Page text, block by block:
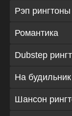
Рэп рингтоны
Романтика
Dubstep
На будильник
Шансон